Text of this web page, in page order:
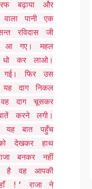
बढ़ाया और
पानी एक
रविदास जी
आ गए। महल
धो कर लाओ।
गई। फिर उस
दाग निकल
दाग चूसकर
करने लगी।
यह बात पहुँच
देखकर हाथ
बनकर नहीं
है वह आपकी
!’ राजा ने